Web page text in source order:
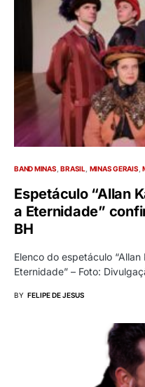
BAND MINAS BRASIL MINAS GERAIS
Espetáculo “Allan
a Eternidade”
BH
Elenco do espetáculo
Eternidade” – Foto:
BY FELIPE DE JESUS